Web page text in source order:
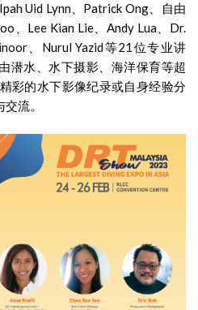
Uid Lynn、Patrick Ong、自由
、Lee Kian Lie、Andy Lua、Dr.
、Nurul Yazid等21位专业讲
潜水、水下摄影、海洋保育等超
彩的水下影像纪录或自身经验分
流。